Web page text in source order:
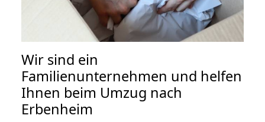
Wir sind ein
Familienunternehmen und helfen
Ihnen beim Umzug nach
Erbenheim